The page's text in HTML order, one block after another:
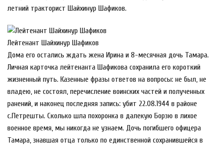
летний тракторист Шайхинур Шафиков.
Лейтенант Шайхинур Шафиков
Дома его остались ждать жена Ирина и 8-месячная дочь Тамара.
Личная карточка лейтенанта Шафикова сохранила его короткий
жизненный путь. Казенные фразы ответов на вопросы: не был, не
владею, не состоял, перечисление воинских частей и полученных
ранений, и наконец последняя запись: убит 22.08.1944 в районе
с.Петрешты. Сколько шла похоронка в далекую Борзю в лихое
военное время, мы никогда не узнаем. Дочь погибшего офицера
Тамара, знавшая отца только по единственной сохранившейся в